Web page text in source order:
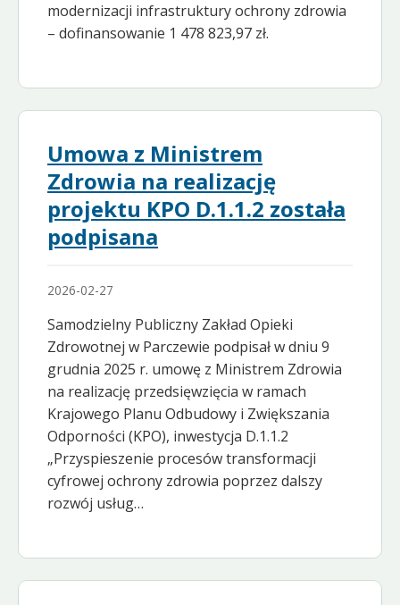
modernizacji infrastruktury ochrony zdrowia
– dofinansowanie 1 478 823,97 zł.
Umowa z Ministrem
Zdrowia na realizację
projektu KPO D.1.1.2 została
podpisana
2026-02-27
Samodzielny Publiczny Zakład Opieki
Zdrowotnej w Parczewie podpisał w dniu 9
grudnia 2025 r. umowę z Ministrem Zdrowia
na realizację przedsięwzięcia w ramach
Krajowego Planu Odbudowy i Zwiększania
Odporności (KPO), inwestycja D.1.1.2
„Przyspieszenie procesów transformacji
cyfrowej ochrony zdrowia poprzez dalszy
rozwój usług…